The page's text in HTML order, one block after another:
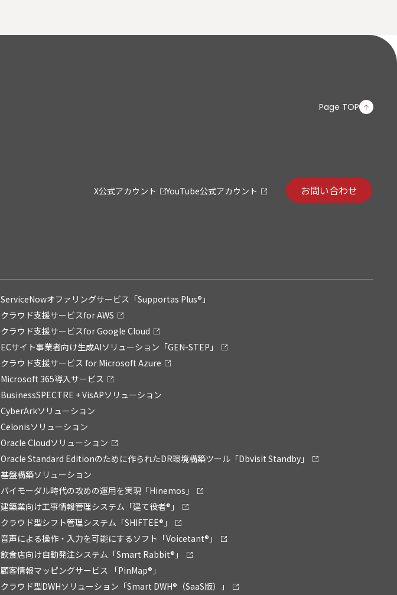
Page TOP
X公式アカウント YouTube公式アカウント お問い合わせ
ServiceNowオファリングサービス「Supportas Plus®」
クラウド支援サービスfor AWS
クラウド支援サービスfor Google Cloud
ECサイト事業者向け生成AIソリューション「GEN-STEP」
クラウド支援サービス for Microsoft Azure
Microsoft 365導入サービス
BusinessSPECTRE + VisAPソリューション
CyberArkソリューション
Celonisソリューション
Oracle Cloudソリューション
Oracle Standard Editionのために作られたDR環境構築ツール「Dbvisit Standby」
基盤構築ソリューション
バイモーダル時代の攻めの運用を実現「Hinemos」
建築業向け工事情報管理システム「建て役者®」
クラウド型シフト管理システム「SHIFTEE®」
音声による操作・入力を可能にするソフト「Voicetant®」
飲食店向け自動発注システム「Smart Rabbit®」
顧客情報マッピングサービス 「PinMap®」
クラウド型DWHソリューション「Smart DWH®（SaaS版）」